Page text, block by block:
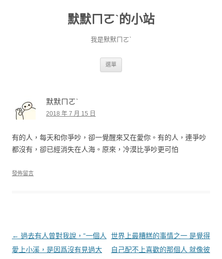
默默ㄇㄛˋ的小站
我是默默ㄇㄛˋ
選單
默默ㄇㄛˋ
2018 年 7 月 15 日
有的人，每天和你爭吵，卻一覺醒來又在愛你。有的人，連爭吵
都沒有，卻已經消失在人海。原來，冷漠比爭吵更可怕
發佈留言
文章導覽
← 過去有人曾對我說，“一個人
愛上小溪，是因爲沒有見過大
世界上最糟糕的事情之一 是覺得
自己配不上喜歡的那個人 就像彼